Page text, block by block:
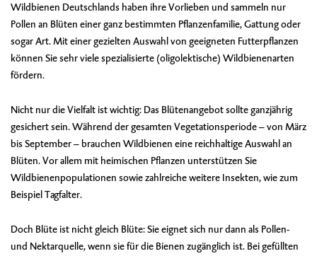
Wildbienen Deutschlands haben ihre Vorlieben und sammeln nur
Pollen an Blüten einer ganz bestimmten Pflanzenfamilie, Gattung oder
sogar Art. Mit einer gezielten Auswahl von geeigneten Futterpflanzen
können Sie sehr viele spezialisierte (oligolektische) Wildbienenarten
fördern.
Nicht nur die Vielfalt ist wichtig: Das Blütenangebot sollte ganzjährig
gesichert sein. Während der gesamten Vegetationsperiode – von März
bis September – brauchen Wildbienen eine reichhaltige Auswahl an
Blüten. Vor allem mit heimischen Pflanzen unterstützen Sie
Wildbienenpopulationen sowie zahlreiche weitere Insekten, wie zum
Beispiel Tagfalter.
Doch Blüte ist nicht gleich Blüte: Sie eignet sich nur dann als Pollen-
und Nektarquelle, wenn sie für die Bienen zugänglich ist. Bei gefüllten